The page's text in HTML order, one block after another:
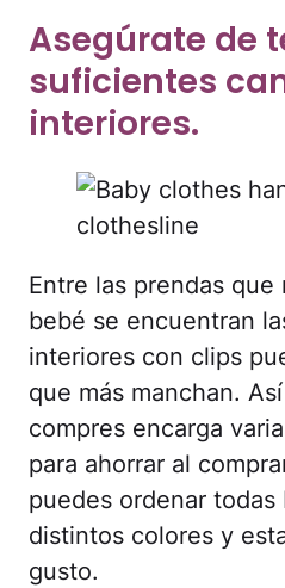
Asegúrate de
suficientes
interiores.
Entre las prendas que
bebé se encuentran
interiores con clips
que más manchan.
compres encarga
para ahorrar al
puedes ordenar todas
distintos colores y
gusto.